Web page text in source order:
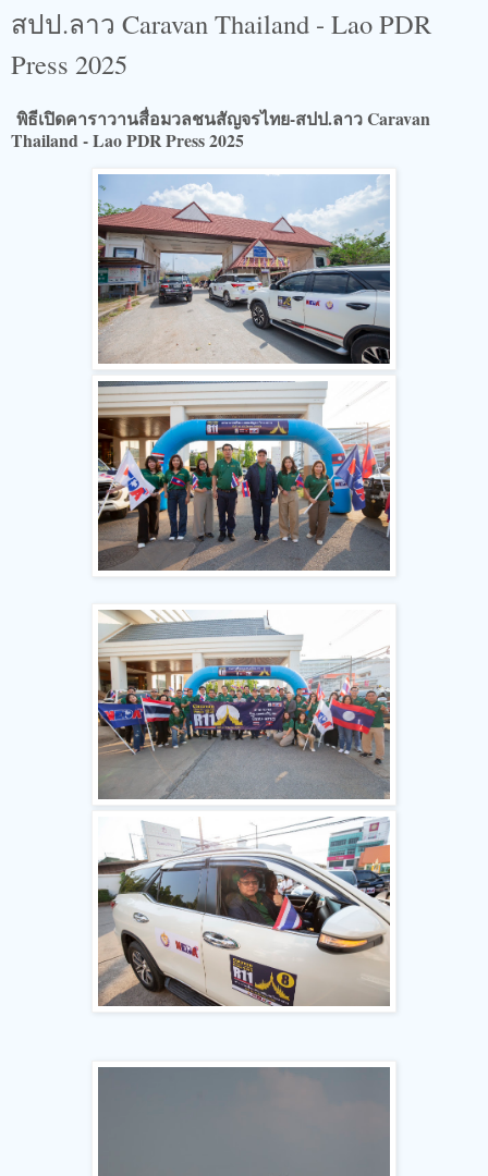
สปป.ลาว Caravan Thailand - Lao PDR
Press 2025
พิธีเปิดคาราวานสื่อมวลชนสัญจรไทย-สปป.ลาว Caravan
Thailand - Lao PDR Press 2025